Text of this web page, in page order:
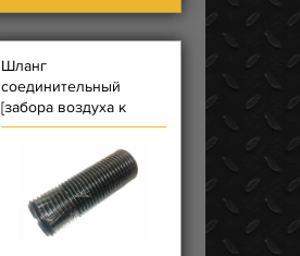
Шланг
соединительный
[забора воздуха к
возд. фильтру] Patriot
(пласт. гофра, дл. 21 см
нар Ф 7,4 см)